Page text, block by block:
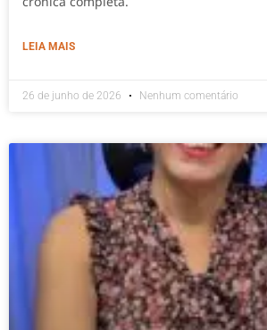
LEIA MAIS
26 de junho de 2026 Nenhum comentário